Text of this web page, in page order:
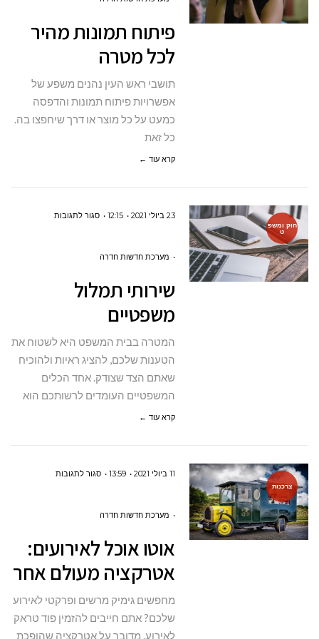
לכל
פיתוח תמונות מהיר
לכל מטרה
תושבי ראש העין נהנים משפע של
אפשרויות פיתוח תמונות והדפסה
כמעט על כל מוצר או דרך שיחפצו בה.
כל זאת
קרא עוד ←
חוק ומשפ
ט
23 ביולי 2021 12:15 סגור לתגובותעל
מערכת חדשות חדרה
שירותי תמלול
משפטיים
המטרה בבית המשפט היא לשטוח את
הטענות שלכם, להציג ראיות ולהוכיח
שאתם הצד שצודק. אחד הכלים
המשפטיים העומדים לרשותכם הוא
קרא עוד ←
צרכנות
11 ביולי 2021 13:59 סגור לתגובותעל
אטרקציה
מעולם
מערכת חדשות חדרה
אוטו אוכל לאירועים:
אטרקציה מעולם אחר
מחפשים גימיק מרשים ופרקטי לאירוע
שלכם? אתם חייבים להזמין פוד טראק
לאירוע. מדובר על אטרקציה שהופכת